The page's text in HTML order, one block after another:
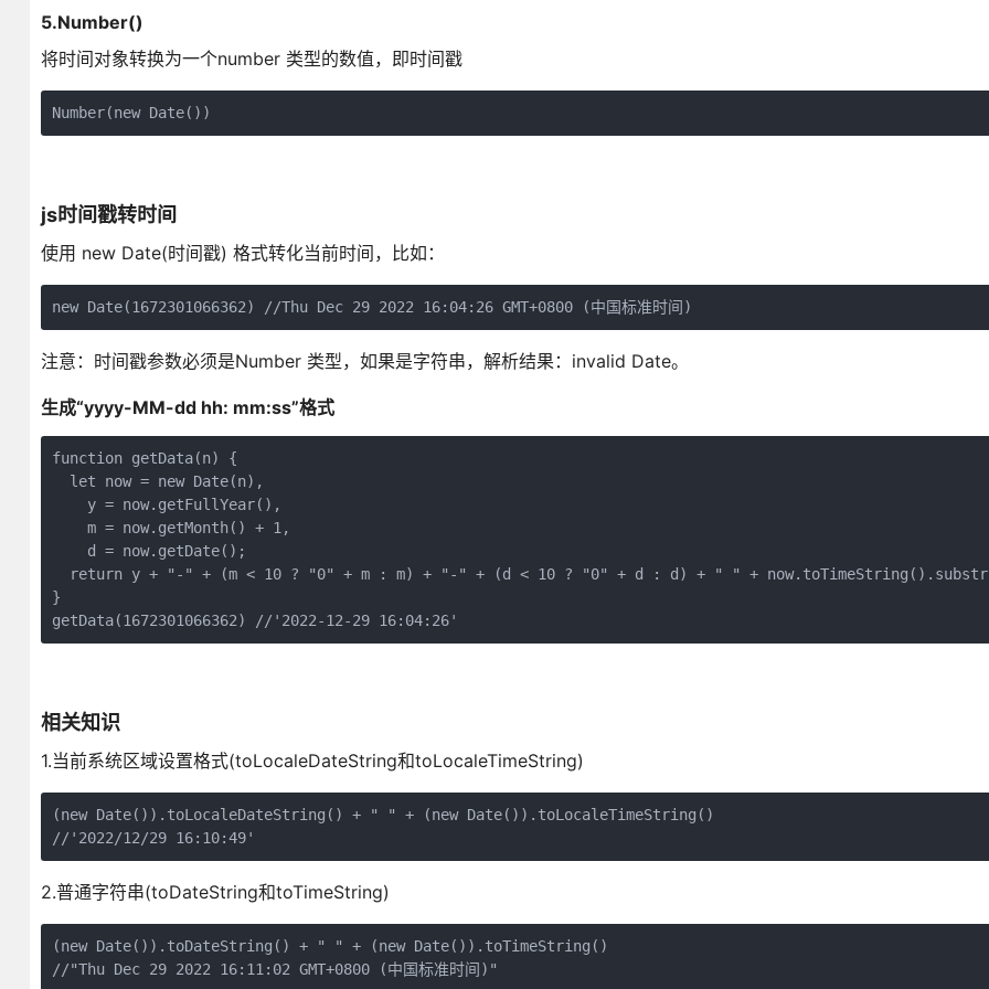
5.Number()
将时间对象转换为一个number 类型的数值，即时间戳
Number(new Date())
js时间戳转时间
使用 new Date(时间戳) 格式转化当前时间，比如：
new Date(1672301066362) //Thu Dec 29 2022 16:04:26 GMT+0800 (中国标准时间)
注意：时间戳参数必须是Number 类型，如果是字符串，解析结果：invalid Date。
生成“yyyy-MM-dd hh: mm:ss”格式
function getData(n) {
  let now = new Date(n),
    y = now.getFullYear(),
    m = now.getMonth() + 1,
    d = now.getDate();
return y + "-" + (m < 10 ? "0" + m : m) + "-" + (d < 10 ? "0" + d : d) + " " +
}
getData(1672301066362) //'2022-12-29 16:04:26'
相关知识
1.当前系统区域设置格式(toLocaleDateString和toLocaleTimeString)
(new Date()).toLocaleDateString() + " " + (new Date()).toLocaleTimeString()
//'2022/12/29 16:10:49'
2.普通字符串(toDateString和toTimeString)
(new Date()).toDateString() + " " + (new Date()).toTimeString()
//"Thu Dec 29 2022 16:11:02 GMT+0800 (中国标准时间)"